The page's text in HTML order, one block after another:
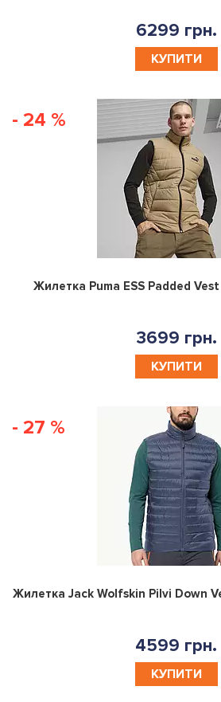
6299 грн.
КУПИТИ
- 24 %
Жилетка Puma ESS Padded
3699 грн.
КУПИТИ
- 27 %
Жилетка Jack Wolfskin Pilvi Down
4599 грн.
КУПИТИ